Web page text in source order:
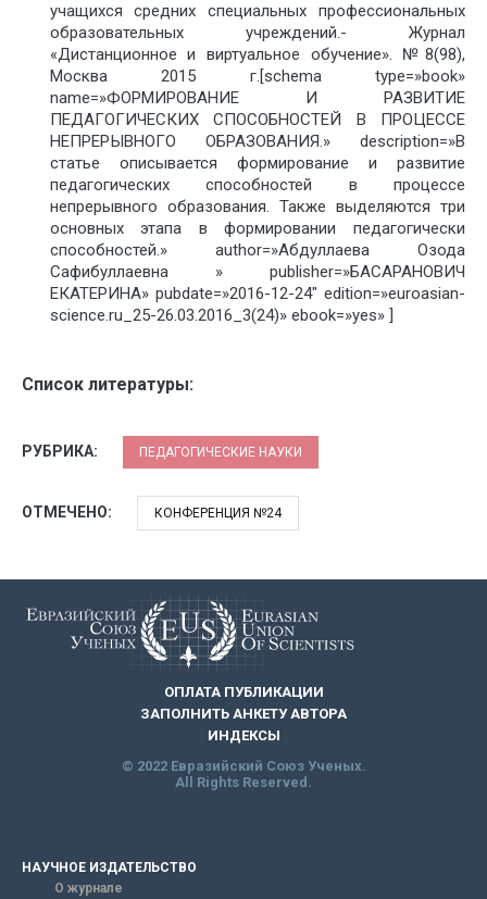
учащихся средних специальных профессиональных
образовательных учреждений.- Журнал
«Дистанционное и виртуальное обучение». №8(98),
Москва 2015 г.[schema type=»book»
name=»ФОРМИРОВАНИЕ И РАЗВИТИЕ
ПЕДАГОГИЧЕСКИХ СПОСОБНОСТЕЙ В ПРОЦЕССЕ
НЕПРЕРЫВНОГО ОБРАЗОВАНИЯ.» description=»В
статье описывается формирование и развитие
педагогических способностей в процессе
непрерывного образования. Также выделяются три
основных этапа в формировании педагогически
способностей.» author=»Абдуллаева Озода
Сафибуллаевна » publisher=»БАСАРАНОВИЧ
ЕКАТЕРИНА» pubdate=»2016-12-24″ edition=»euroasian-
science.ru_25-26.03.2016_3(24)» ebook=»yes» ]
Список литературы:
РУБРИКА: ПЕДАГОГИЧЕСКИЕ НАУКИ
ОТМЕЧЕНО: КОНФЕРЕНЦИЯ №24
ОПЛАТА ПУБЛИКАЦИИ
ЗАПОЛНИТЬ АНКЕТУ АВТОРА
ИНДЕКСЫ
© 2022 Евразийский Союз Ученых.
All Rights Reserved.
НАУЧНОЕ ИЗДАТЕЛЬСТВО
О журнале